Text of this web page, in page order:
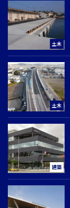
施
工
事
例
採
用
情
報
新
土木
土木
建築